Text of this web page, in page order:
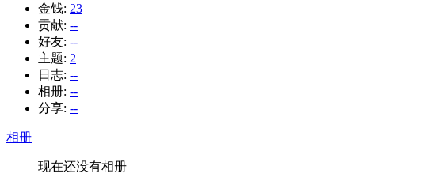
金钱: 23
贡献: --
好友: --
主题: 2
日志: --
相册: --
分享: --
相册
现在还没有相册